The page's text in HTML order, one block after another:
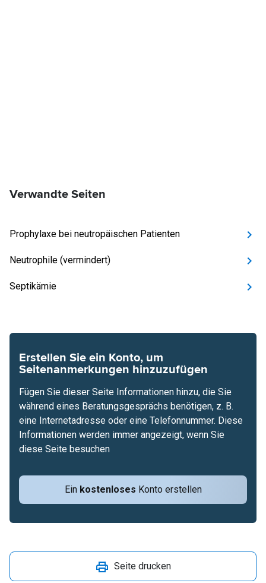
Verwandte Seiten
Prophylaxe bei neutropäischen Patienten
Neutrophile (vermindert)
Septikämie
Erstellen Sie ein Konto, um
Seitenanmerkungen hinzuzufügen
Ein kostenloses Konto erstellen
Fügen Sie dieser Seite Informationen hinzu, die Sie
während eines Beratungsgesprächs benötigen, z. B.
eine Internetadresse oder eine Telefonnummer. Diese
Informationen werden immer angezeigt, wenn Sie
diese Seite besuchen
Seite drucken